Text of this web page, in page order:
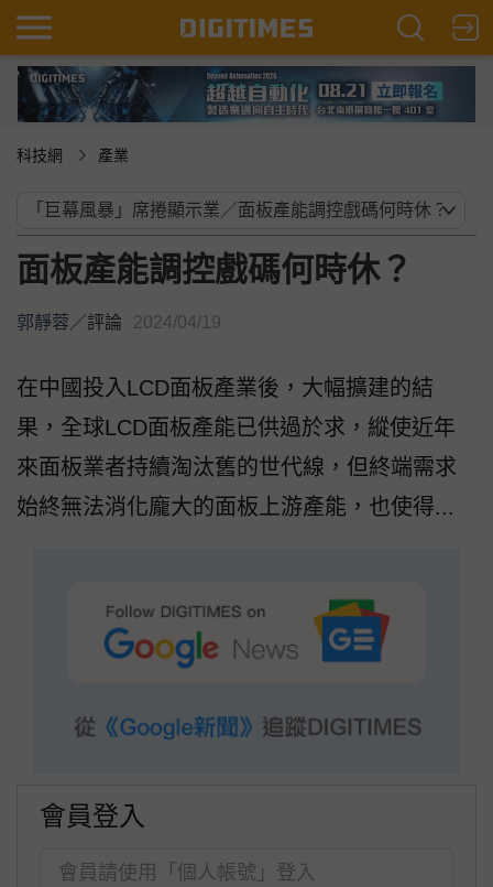
科技網 產業
面板產能調控戲碼何時休？
郭靜蓉／評論 2024/04/19
在中國投入LCD面板產業後，大幅擴建的結
果，全球LCD面板產能已供過於求，縱使近年
來面板業者持續淘汰舊的世代線，但終端需求
始終無法消化龐大的面板上游產能，也使得...
會員登入